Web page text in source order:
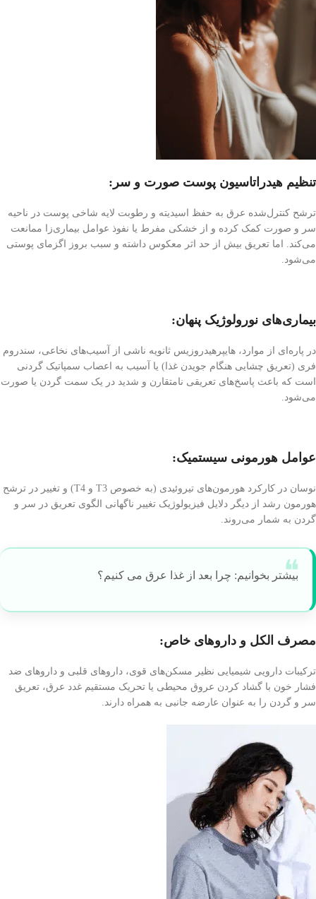
تنظیم هیدراتاسیون پوست صورت و سر:
ترشح کنترل‌شده عرق به حفظ اسیدیته و رطوبت لایه شاخی پوست در ناحیه
سر و صورت کمک کرده و از خشکی مفرط یا نفوذ عوامل بیماری‌زا ممانعت
می‌کند. اما تعریق بیش از حد اثر معکوس داشته و سبب بروز اگزمای پوستی
می‌شود.
بیماری‌های نورولوژیک پنهان:
در پاره‌ای از موارد، هایپرهیدروزیس ثانویه ناشی از آسیب‌های نخاعی، سندروم
فری (تعریق چشایی هنگام جویدن غذا) یا آسیب به اعصاب سمپاتیک گردنی
است که باعث پاسخ‌های تعریقی نامتقارن و شدید در یک سمت گردن یا صورت
می‌شود.
عوامل هورمونی سیستمیک:
نوسان در کارکرد هورمون‌های تیروئیدی (به خصوص T3 و T4) و تغییر در ترشح
هورمون رشد از دیگر دلایل فیزیولوژیک تغییر ناگهانی الگوی تعریق در سر و
گردن به شمار می‌روند.
بیشتر بخوانیم: چرا بعد از غذا عرق می کنیم؟
مصرف الکل و داروهای خاص:
ترکیبات دارویی شیمیایی نظیر مسکن‌های قوی، داروهای قلبی و داروهای ضد
فشار خون با گشاد کردن عروق محیطی یا تحریک مستقیم غدد عرق، تعریق
سر و گردن را به عنوان عارضه جانبی به همراه دارند.